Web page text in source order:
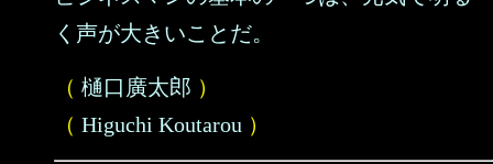
く声が大きいことだ。
（ 樋口廣太郎 ）
（ Higuchi Koutarou ）